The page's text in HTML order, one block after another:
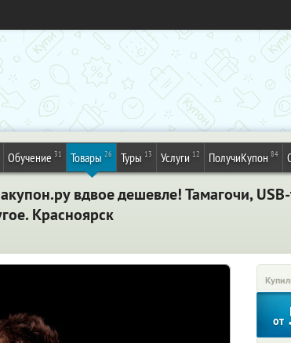
Обучение 31 Товары 26 Туры 13 Услуги 12 ПолучиКупон 84
вдвое дешевле! Тамагочи,
Красноярск
от